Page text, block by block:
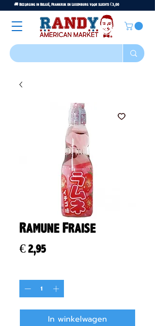
🚚 Bezorging in België, Frankrijk en Luxemburg voor slechts €3,00
Ramune Fraise
€ 2,95Prijs
In winkelwagen